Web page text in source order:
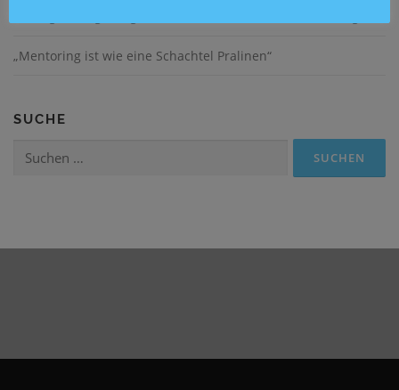
„Mentoring ist wie eine Schachtel Pralinen“
SUCHE
Suchen